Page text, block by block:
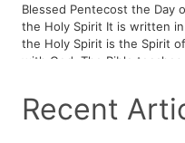
Blessed Pentecost the Day
the Holy Spirit It is written
the Holy Spirit is the Spirit
with God. The Bible
is also God. It also declares
one God, and He is one.
Recent